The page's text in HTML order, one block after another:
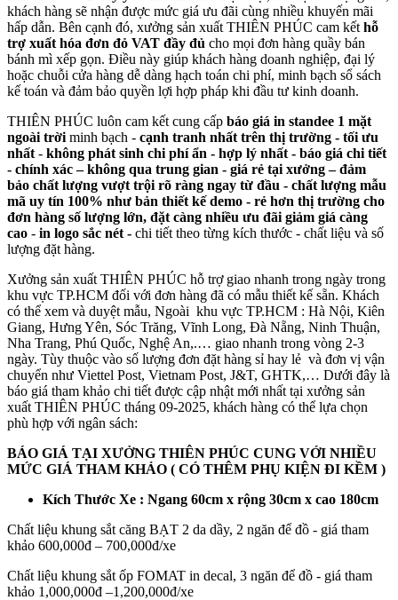
khách hàng sẽ nhận được mức giá ưu đãi cùng nhiều khuyến mãi
hấp dẫn. Bên cạnh đó, xưởng sản xuất THIÊN PHÚC cam kết hỗ
trợ xuất hóa đơn đỏ VAT đầy đủ cho mọi đơn hàng quầy bán
bánh mì xếp gọn. Điều này giúp khách hàng doanh nghiệp, đại lý
hoặc chuỗi cửa hàng dễ dàng hạch toán chi phí, minh bạch sổ sách
kế toán và đảm bảo quyền lợi hợp pháp khi đầu tư kinh doanh.
THIÊN PHÚC luôn cam kết cung cấp báo giá in standee 1 mặt
ngoài trời minh bạch - cạnh tranh nhất trên thị trường - tối ưu
nhất - không phát sinh chi phí ẩn - hợp lý nhất - báo giá chi tiết
- chính xác – không qua trung gian - giá rẻ tại xưởng – đảm
bảo chất lượng vượt trội rõ ràng ngay từ đầu - chất lượng mẫu
mã uy tín 100% như bản thiết kế demo - rẻ hơn thị trường cho
đơn hàng số lượng lớn, đặt càng nhiều ưu đãi giảm giá càng
cao - in logo sắc nét - chi tiết theo từng kích thước - chất liệu và số
lượng đặt hàng.
Xưởng sản xuất THIÊN PHÚC hỗ trợ giao nhanh trong ngày trong
khu vực TP.HCM đối với đơn hàng đã có mẫu thiết kế sẵn. Khách
có thể xem và duyệt mẫu, Ngoài khu vực TP.HCM : Hà Nội, Kiên
Giang, Hưng Yên, Sóc Trăng, Vĩnh Long, Đà Nẵng, Ninh Thuận,
Nha Trang, Phú Quốc, Nghệ An,.… giao nhanh trong vòng 2-3
ngày. Tùy thuộc vào số lượng đơn đặt hàng sỉ hay lẻ và đơn vị vận
chuyển như Viettel Post, Vietnam Post, J&T, GHTK,… Dưới đây là
báo giá tham khảo chi tiết được cập nhật mới nhất tại xưởng sản
xuất THIÊN PHÚC tháng 09-2025, khách hàng có thể lựa chọn
phù hợp với ngân sách:
BÁO GIÁ TẠI XƯỞNG THIÊN PHÚC CUNG VỚI NHIỀU
MỨC GIÁ THAM KHẢO ( CÓ THÊM PHỤ KIỆN ĐI KỀM )
Kích Thước Xe : Ngang 60cm x rộng 30cm x cao 180cm
Chất liệu khung sắt căng BẠT 2 da dầy, 2 ngăn để đồ - giá tham
khảo 600,000đ – 700,000đ/xe
Chất liệu khung sắt ốp FOMAT in decal, 3 ngăn để đồ - giá tham
khảo 1,000,000đ –1,200,000đ/xe